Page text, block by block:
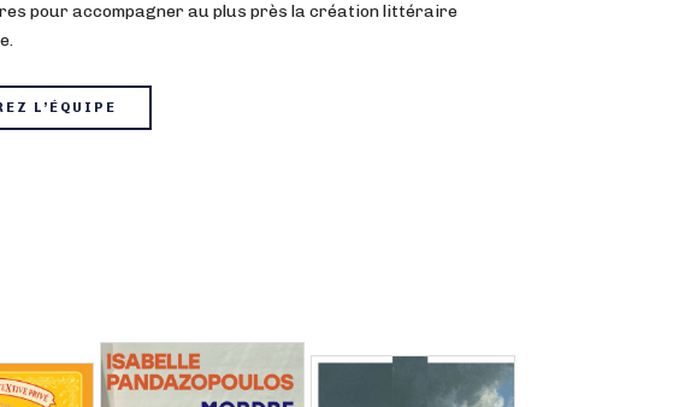
pour accompagner au plus près la création littéraire
L’ÉQUIPE